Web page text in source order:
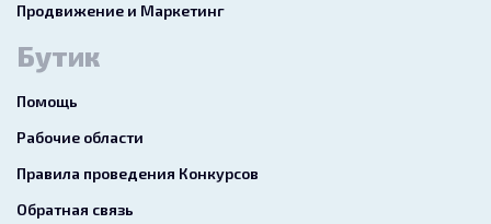
Продвижение и Маркетинг
Бутик
Помощь
Рабочие области
Правила проведения Конкурсов
Обратная связь